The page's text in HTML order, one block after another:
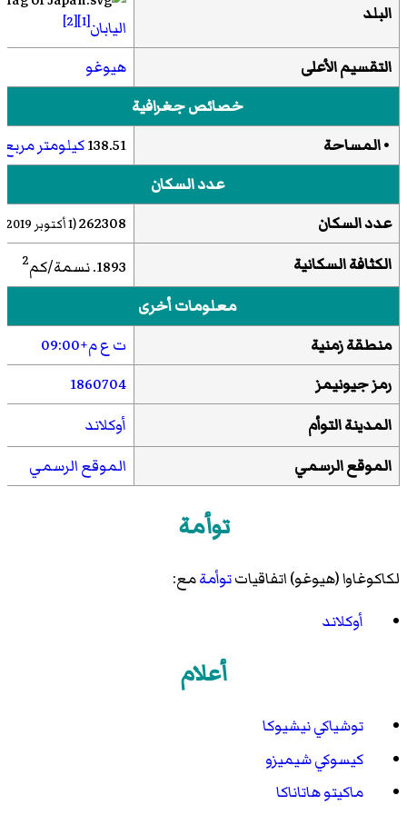
البلد
اليابان[1]
[2]
التقسيم الأعلى
هيوغو
خصائص جغرافية
• المساحة
138.51كيلومتر مربع
عدد السكان
عدد السكان
262308(1 أكتوبر 2019)
الكثافة السكانية 1893. نسمة/كم 2
معلومات أخرى
منطقة زمنية
ت ع م+09:00
رمز جيونيمز
1860704
المدينة التوأم
أوكلاند
الموقع الرسمي
الموقع الرسمي
توأمة
لكاكوغاوا (هيوغو) اتفاقياتتوأمةمع:
أوكلاند
أعلام
توشياكي نيشيوكا
كيسوكي شيميزو
ماكيتو هاتاناكا